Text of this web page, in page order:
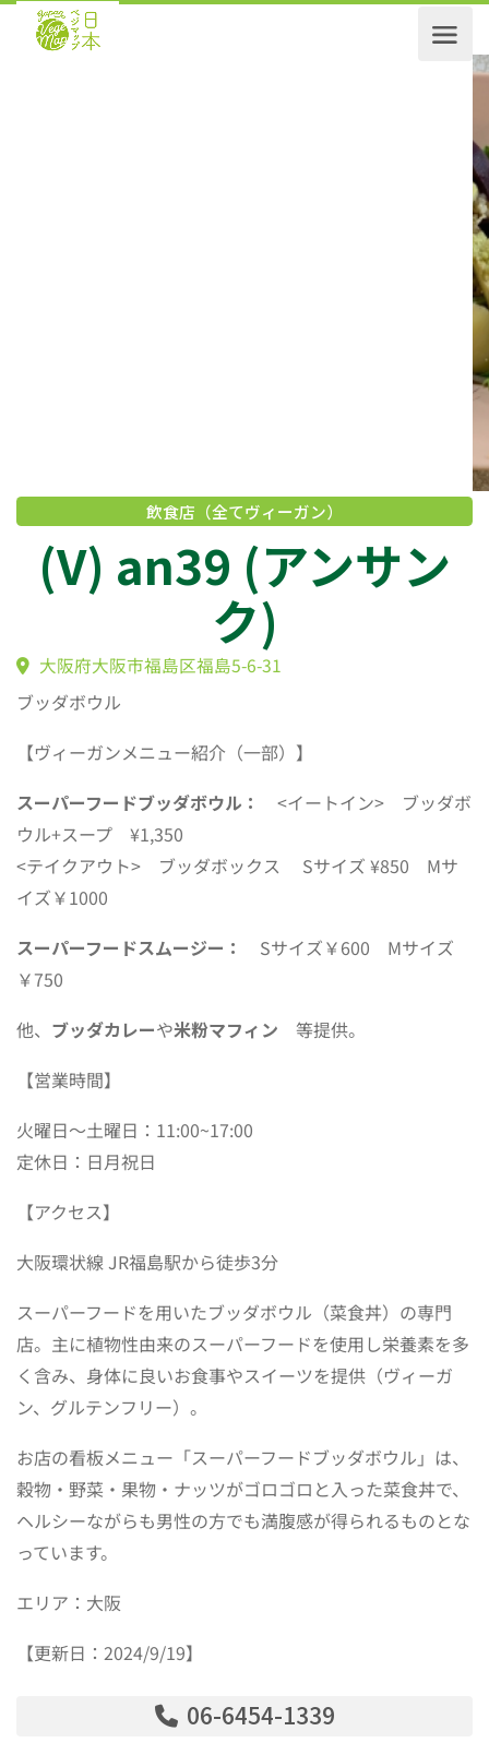
飲食店（全てヴィーガン）
(V) an39 (アンサン
ク)
ブッダボウル
【ヴィーガンメニュー紹介（一部）】
スーパーフードブッダボウル： <イートイン> ブッダボ
ウル+スープ ¥1,350
<テイクアウト> ブッダボックス Sサイズ ¥850 Mサ
イズ￥1000
スーパーフードスムージー：
Sサイズ￥600 Mサイズ
￥750
他、 ブッダカレーや米粉マフィン 等提供。
【営業時間】
火曜日〜土曜日：11:00~17:00
定休日：日月祝日
【アクセス】
大阪環状線 JR福島駅から徒歩3分
スーパーフードを用いたブッダボウル（菜食丼）の専門
店。主に植物性由来のスーパーフードを使用し栄養素を多
く含み、身体に良いお食事やスイーツを提供（ヴィーガ
ン、グルテンフリー）。
お店の看板メニュー「スーパーフードブッダボウル」は、
穀物・野菜・果物・ナッツがゴロゴロと入った菜食丼で、
ヘルシーながらも男性の方でも満腹感が得られるものとな
っています。
エリア：大阪
【更新日：2024/9/19】
06-6454-1339